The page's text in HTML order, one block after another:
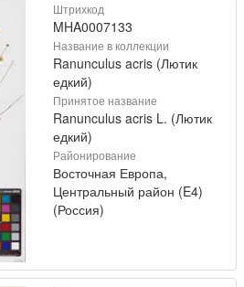
Штрихкод
MHA0007133
Название в коллекции
Ranunculus acris (Лютик
едкий)
Принятое название
Ranunculus acris L. (Лютик
едкий)
Районирование
Восточная Европа,
Центральный район (E4)
(Россия)